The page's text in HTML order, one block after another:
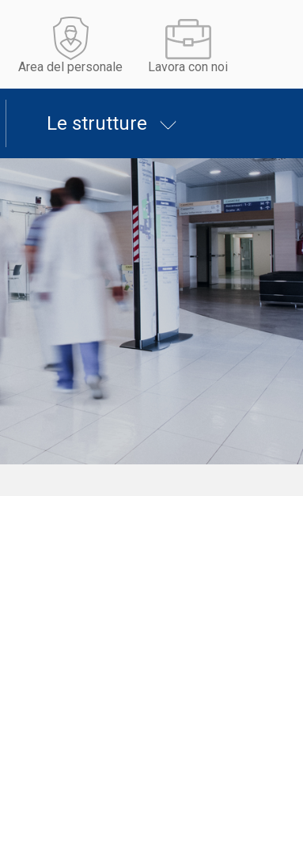
Area del personale Lavora con noi
Le strutture